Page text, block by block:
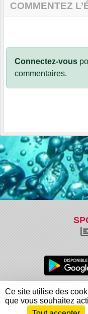
COMMENTEZ
Connectez-vous
commentaires.
Charte
Informations légales
Ce site utilise des
que vous souhaitez